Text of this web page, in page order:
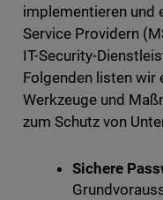
implementieren und
Service Providern
IT-Security-
Folgenden listen
Werkzeuge und
zum Schutz von
Sichere